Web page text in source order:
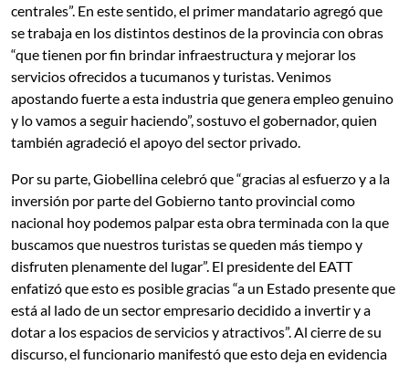
centrales”. En este sentido, el primer mandatario agregó que
se trabaja en los distintos destinos de la provincia con obras
“que tienen por fin brindar infraestructura y mejorar los
servicios ofrecidos a tucumanos y turistas. Venimos
apostando fuerte a esta industria que genera empleo genuino
y lo vamos a seguir haciendo”, sostuvo el gobernador, quien
también agradeció el apoyo del sector privado.
Por su parte, Giobellina celebró que “gracias al esfuerzo y a la
inversión por parte del Gobierno tanto provincial como
nacional hoy podemos palpar esta obra terminada con la que
buscamos que nuestros turistas se queden más tiempo y
disfruten plenamente del lugar”. El presidente del EATT
enfatizó que esto es posible gracias “a un Estado presente que
está al lado de un sector empresario decidido a invertir y a
dotar a los espacios de servicios y atractivos”. Al cierre de su
discurso, el funcionario manifestó que esto deja en evidencia